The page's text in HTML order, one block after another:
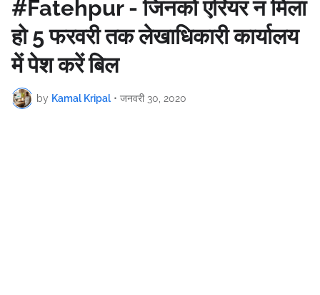
#Fatehpur - जिनको एरियर न मिला
हो 5 फरवरी तक लेखाधिकारी कार्यालय
में पेश करें बिल
by Kamal Kripal • जनवरी 30, 2020